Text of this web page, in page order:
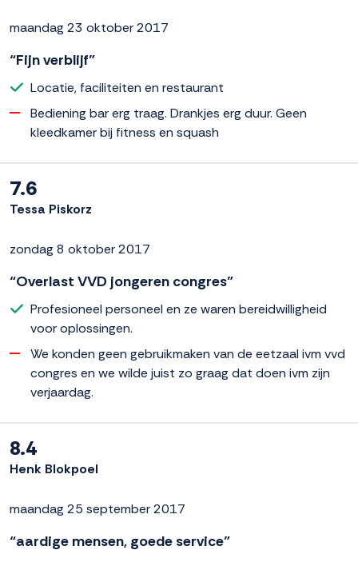
maandag 23 oktober 2017
“Fijn verblijf”
Locatie, faciliteiten en restaurant
Bediening bar erg traag. Drankjes erg duur. Geen
kleedkamer bij fitness en squash
7.6
Tessa Piskorz
zondag 8 oktober 2017
“Overlast VVD jongeren congres”
Profesioneel personeel en ze waren bereidwilligheid
voor oplossingen.
We konden geen gebruikmaken van de eetzaal ivm vvd
congres en we wilde juist zo graag dat doen ivm zijn
verjaardag.
8.4
Henk Blokpoel
maandag 25 september 2017
“aardige mensen, goede service”